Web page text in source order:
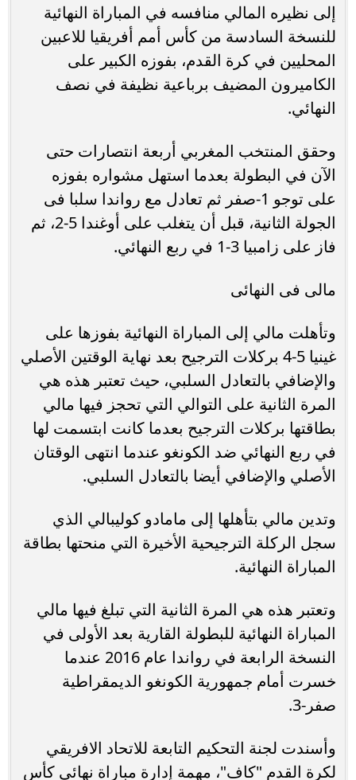
إلى نظيره المالي منافسه في المباراة النهائية
للنسخة السادسة من كأس أمم أفريقيا للاعبين
المحليين في كرة القدم، بفوزه الكبير على
الكاميرون المضيف برباعية نظيفة في نصف
النهائي.
وحقق المنتخب المغربي أربعة انتصارات حتى
الآن في البطولة بعدما استهل مشواره بفوزه
على توجو 1-صفر ثم تعادل مع رواندا سلبا فى
الجولة الثانية، قبل أن يتغلب على أوغندا 5-2، ثم
فاز على زامبيا 3-1 في ربع النهائي.
مالى فى النهائى
وتأهلت مالي إلى المباراة النهائية بفوزها على
غينيا 5-4 بركلات الترجيح بعد نهاية الوقتين الأصلي
والإضافي بالتعادل السلبي، حيث تعتبر هذه هي
المرة الثانية على التوالي التي تحجز فيها مالي
بطاقتها بركلات الترجيح بعدما كانت ابتسمت لها
في ربع النهائي ضد الكونغو عندما انتهى الوقتان
الأصلي والإضافي أيضا بالتعادل السلبي.
وتدين مالي بتأهلها إلى مامادو كوليبالي الذي
سجل الركلة الترجيحية الأخيرة التي منحتها بطاقة
المباراة النهائية.
وتعتبر هذه هي المرة الثانية التي تبلغ فيها مالي
المباراة النهائية للبطولة القارية بعد الأولى في
النسخة الرابعة في رواندا عام 2016 عندما
خسرت أمام جمهورية الكونغو الديمقراطية
صفر-3.
وأسندت لجنة التحكيم التابعة للاتحاد الافريقي
لكرة القدم "كاف"، مهمة إدارة مباراة نهائي كأس